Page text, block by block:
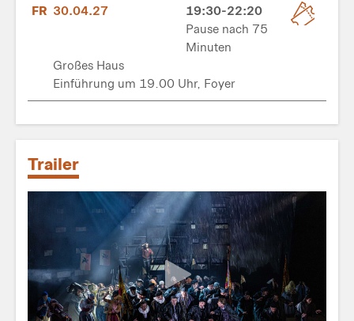
FR 30.04.27
19:30-22:20
Pause nach 75
Minuten
Großes Haus
Einführung um 19.00 Uhr, Foyer
Trailer